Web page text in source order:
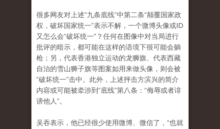
很多网友对上述“九条底线”中第二条“颠覆国家政
权，破坏国家统一”表示不解，一个微博头像或ID
又怎么会“破坏统一”？任何在图像中对当局进行
批评的暗示，都可能在这样的语境下很可能会躺
枪；另，代表香港独立运动的龙狮旗、代表西藏
自治的雪山狮子旗等图案如用来做头像，则会被
“破坏统一”击中。此外，上述抨击方滨兴的简介
内容或可能被牵涉到“底线”第八条：“侮辱或者诽
谤他人”。
吴吞表示，他已经很少使用微博、微信了，“也就